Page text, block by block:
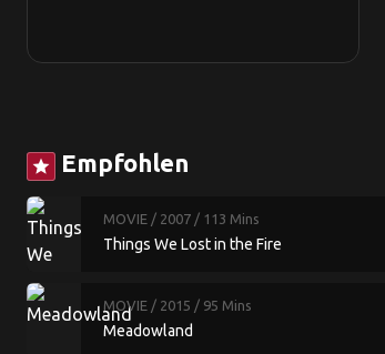
star Empfohlen
MOVIE / 2007 / 113 Mins
Things We Lost in the Fire
MOVIE / 2015 / 95 Mins
Meadowland